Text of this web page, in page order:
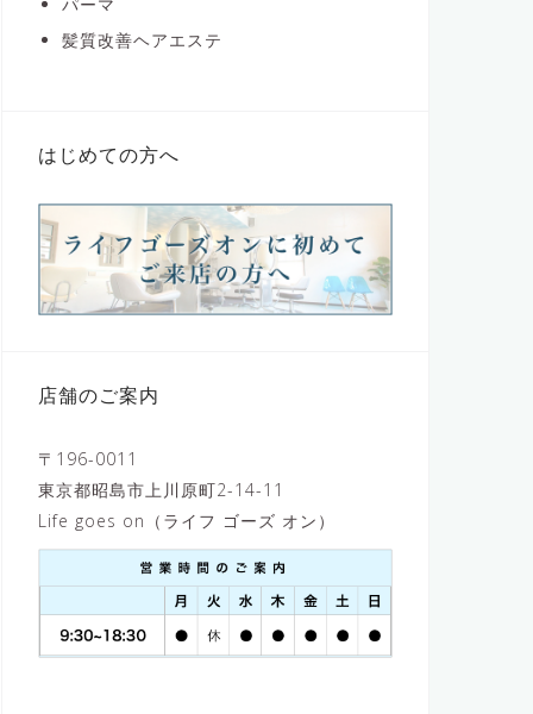
髪質改善ヘアエステ
はじめての方へ
店舗のご案内
〒196-0011
東京都昭島市上川原町2-14-11
Life goes on（ライフ ゴーズ オン）